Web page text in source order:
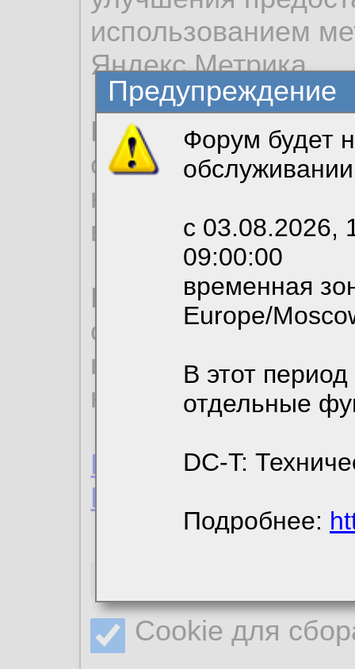
Предупреждение
Форум будет
с 03.08.2026,
09:00:00
временная
Europe/
В этот
отдельные
DC-T:
Подробнее:
использованием
Яндекс.Метрика.
Продолжая
согласие на
необходимых для
вы можете
По
ознакомиться с
пользовательским
Пользовательское
Политика
Cookie для